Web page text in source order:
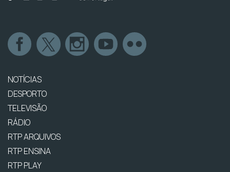
NOTÍCIAS
DESPORTO
TELEVISÃO
RÁDIO
RTP ARQUIVOS
RTP ENSINA
RTP PLAY